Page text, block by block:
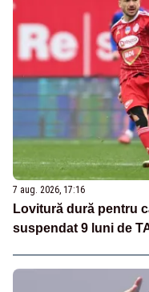
7 aug. 2026, 17:16
Lovitură dură pentru
suspendat 9 luni de